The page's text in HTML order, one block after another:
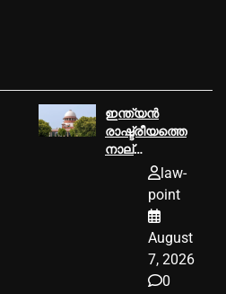
ഇന്ത്യൻ
രാഷ്ട്രീയത്തെ
നാല്
പതിറ്റാണ്ടോളം
ബോഫോഴ്‌സ്
തോക്ക് ഇടപാട്
അഴിമതിക്കേസ്;
നിയമനടപടികള്‍
അവസാനിപ്പിച്ച്‌
law-
point
August
7, 2026
0